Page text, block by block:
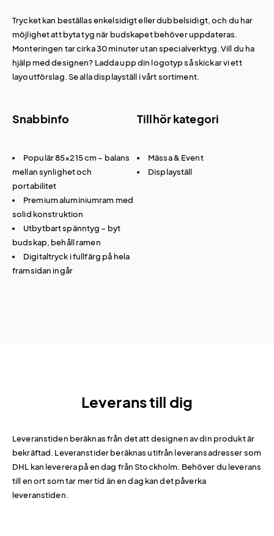
Trycket kan beställas enkelsidigt eller dubbelsidigt, och du har
möjlighet att byta tyg när budskapet behöver uppdateras.
Monteringen tar cirka 30 minuter utan specialverktyg. Vill du ha
hjälp med designen? Ladda upp din logotyp så skickar vi ett
layoutförslag. Se alladisplayställ i vårt sortiment.
Snabbinfo
Populär 85×215 cm – balans
mellan synlighet och
portabilitet
Premium aluminiumram med
solid konstruktion
Utbytbart spänntyg – byt
budskap, behåll ramen
Digitaltryck i fullfärg på hela
framsidan ingår
Tillhör kategori
Mässa & Event
Displayställ
Leverans till dig
Leveranstiden beräknas från det att designen av din produkt är
bekräftad. Leveranstider beräknas utifrån leveransadresser som
DHL kan leverera på en dag från Stockholm. Behöver du leverans
till en ort som tar mer tid än en dag kan det påverka
leveranstiden.